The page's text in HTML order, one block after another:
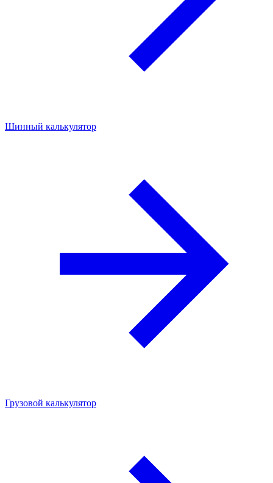
Шинный калькулятор
Грузовой калькулятор